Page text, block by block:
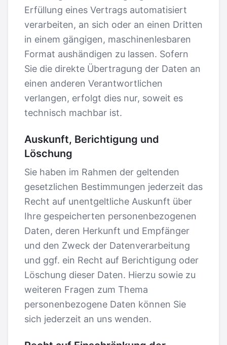
Erfüllung eines Vertrags automatisiert
verarbeiten, an sich oder an einen Dritten
in einem gängigen, maschinenlesbaren
Format aushändigen zu lassen. Sofern
Sie die direkte Übertragung der Daten an
einen anderen Verantwortlichen
verlangen, erfolgt dies nur, soweit es
technisch machbar ist.
Auskunft, Berichtigung und
Löschung
Sie haben im Rahmen der geltenden
gesetzlichen Bestimmungen jederzeit das
Recht auf unentgeltliche Auskunft über
Ihre gespeicherten personenbezogenen
Daten, deren Herkunft und Empfänger
und den Zweck der Datenverarbeitung
und ggf. ein Recht auf Berichtigung oder
Löschung dieser Daten. Hierzu sowie zu
weiteren Fragen zum Thema
personenbezogene Daten können Sie
sich jederzeit an uns wenden.